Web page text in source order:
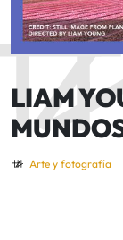
LIAM
Arte y fotografía